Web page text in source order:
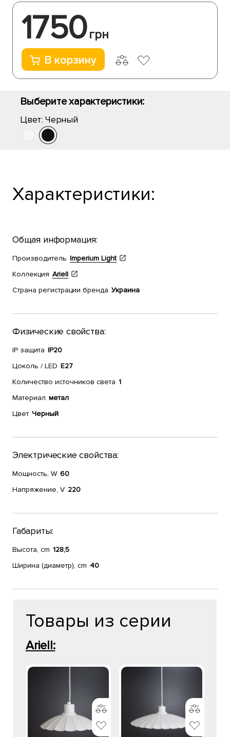
1750грн
В корзину
Выберите характеристики:
Цвет: Черный
Характеристики:
Общая информация:
Производитель Imperium Light
Коллекция Ariell
Страна регистрации бренда Украина
Физические свойства:
IP защита IP20
Цоколь / LED E27
Количество источников света 1
Материал метал
Цвет Черный
Электрические свойства:
Мощность, W 60
Напряжение, V 220
Габариты:
Высота, cm 128,5
Ширина (диаметр), cm 40
Товары из серии
Ariell: